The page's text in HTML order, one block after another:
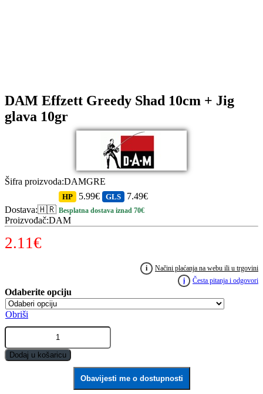
DAM Effzett Greedy Shad 10cm + Jig
glava 10gr
Šifra proizvoda:DAMGRE
Dostava:🇭🇷
HP 5.99€ GLS 7.49€
Besplatna dostava iznad 70€
Proizvođač:DAM
2.11€
i
Načini plaćanja na webu ili u trgovini
i
Česta pitanja i odgovori
Obriši
DAM
Greedy
Shad
Dodaj u košaricu
Obavijesti me o dostupnosti